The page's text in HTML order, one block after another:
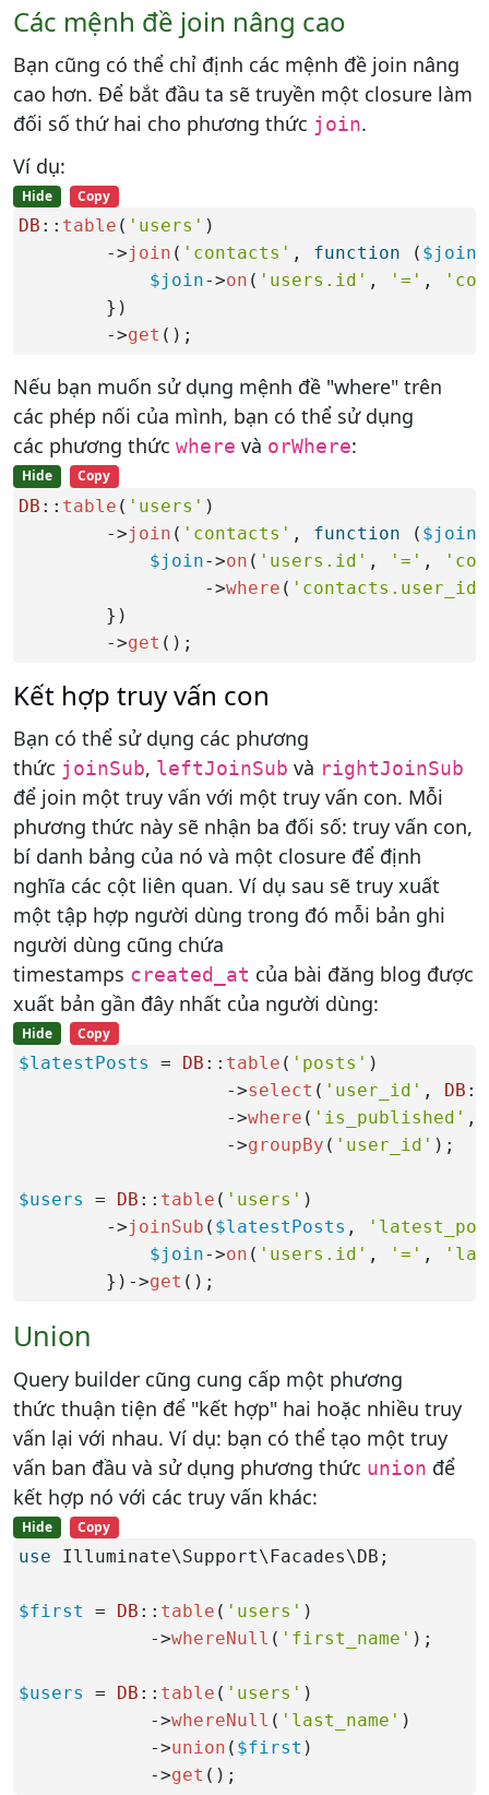
Các mệnh đề join nâng cao
Bạn cũng có thể chỉ định các mệnh đề join nâng
cao hơn. Để bắt đầu ta sẽ truyền một closure làm
đối số thứ hai cho phương thức join.
Ví dụ:
Hide Copy
DB :: table ( 'users' )
        ->
join ( 'contacts' , function ( $join
$join->on ( 'users.id' , '=' ,
        })
        ->
get ();
Nếu bạn muốn sử dụng mệnh đề "where" trên
các phép nối của mình, bạn có thể sử dụng
các phương thức where và orWhere:
Hide Copy
DB :: table ( 'users' )
        ->
join ( 'contacts' , function ( $join
$join->on ( 'users.id' , '=' ,
                 ->
where ( 'contacts.user_id'
        })
        ->
get ();
Kết hợp truy vấn con
Bạn có thể sử dụng các phương
thức joinSub, leftJoinSub và rightJoinSub
để join một truy vấn với một truy vấn con. Mỗi
phương thức này sẽ nhận ba đối số: truy vấn con,
bí danh bảng của nó và một closure để định
nghĩa các cột liên quan. Ví dụ sau sẽ truy xuất
một tập hợp người dùng trong đó mỗi bản ghi
người dùng cũng chứa
timestamps created_at của bài đăng blog được
xuất bản gần đây nhất của người dùng:
Hide Copy
$latestPosts = DB :: table ( 'posts' )
                   ->
select ( 'user_id' , DB ::
                   ->
where ( 'is_published' ,
                   ->
groupBy ( 'user_id' );
$users = DB :: table ( 'users' )
        ->
joinSub ( $latestPosts ,
$join->on ( 'users.id' , '=' ,
        })->
get ();
Union
Query builder cũng cung cấp một phương
thức thuận tiện để "kết hợp" hai hoặc nhiều truy
vấn lại với nhau. Ví dụ: bạn có thể tạo một truy
vấn ban đầu và sử dụng phương thức union để
kết hợp nó với các truy vấn khác:
Hide Copy
use Illuminate\Support\Facades\DB;
$first = DB :: table ( 'users' )
            ->
whereNull ( 'first_name' );
$users = DB :: table ( 'users' )
            ->
whereNull ( 'last_name' )
            ->
union ( $first )
            ->
get ();